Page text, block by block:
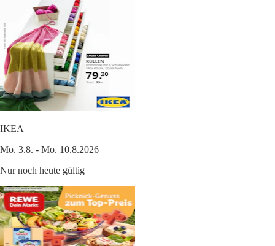
IKEA
Mo. 3.8. - Mo. 10.8.2026
Nur noch heute gültig